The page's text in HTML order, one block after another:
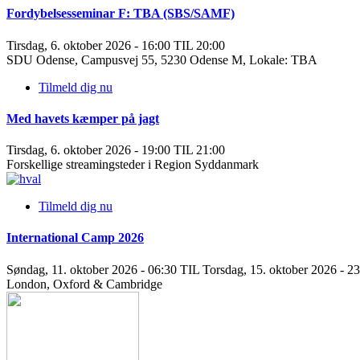
Fordybelsesseminar F: TBA (SBS/SAMF)
Tirsdag, 6. oktober 2026 - 16:00 TIL 20:00
SDU Odense, Campusvej 55, 5230 Odense M, Lokale: TBA
Tilmeld dig nu
Med havets kæmper på jagt
Tirsdag, 6. oktober 2026 - 19:00 TIL 21:00
Forskellige streamingsteder i Region Syddanmark
Tilmeld dig nu
International Camp 2026
Søndag, 11. oktober 2026 - 06:30 TIL Torsdag, 15. oktober 2026 -
London, Oxford & Cambridge